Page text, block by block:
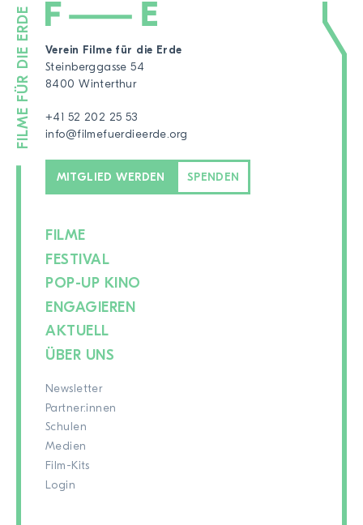
Verein Filme für die Erde
Steinberggasse 54
8400 Winterthur
+41 52 202 25 53
info@filmefuerdieerde.org
MITGLIED WERDEN SPENDEN
FILME
FESTIVAL
POP-UP KINO
ENGAGIEREN
AKTUELL
ÜBER UNS
Newsletter
Partner:innen
Schulen
Medien
Film-Kits
Login